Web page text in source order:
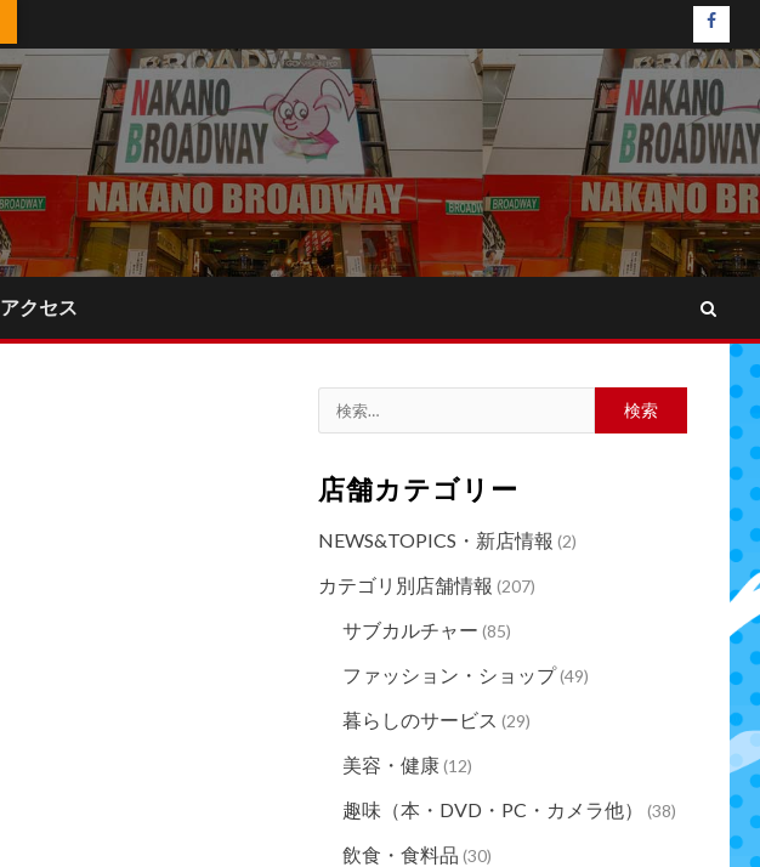
アクセス
索:
店舗カテゴリー
NEWS&TOPICS・新店情報 (2)
カテゴリ別店舗情報 (207)
サブカルチャー (85)
ファッション・ショップ(49)
暮らしのサービス (29)
美容・健康(12)
趣味（本・DVD・PC・カメラ他） (38)
飲食・食料品 (30)